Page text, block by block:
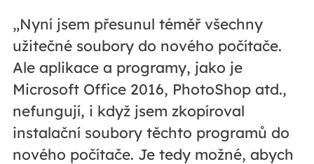
„Nyní jsem přesunul téměř všechny
užitečné soubory do nového počítače.
Ale aplikace a programy, jako je
Microsoft Office 2016, PhotoShop atd.,
nefungují, i když jsem zkopíroval
instalační soubory těchto programů do
nového počítače. Je tedy možné, abych